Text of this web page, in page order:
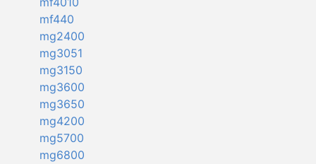
mf440
mg2400
mg3051
mg3150
mg3600
mg3650
mg4200
mg5700
mg6800